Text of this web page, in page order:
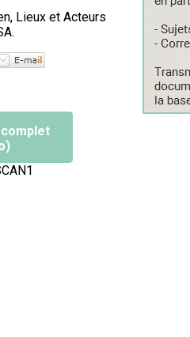
Lieux et Acteurs